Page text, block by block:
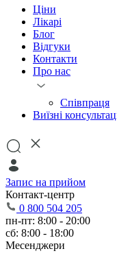
Ціни
Лікарі
Блог
Відгуки
Контакти
Про нас
Співпраця
Виїзні
Запис на прийом
Контакт-центр
0 800 504 205
пн-пт: 8:00 - 20:00
сб: 8:00 - 18:00
Месенджери